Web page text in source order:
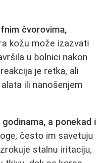
čvorovima,
kožu može izazvati
u bolnici nakon
je retka, ali
ili nanošenjem
godinama, a ponekad i
često im savetuju
stalnu iritaciju,